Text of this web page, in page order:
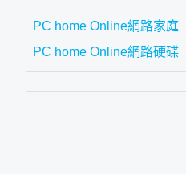
PC home Online網路家庭
PC home Online網路硬碟